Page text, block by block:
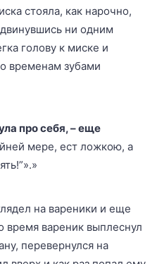
стояла, как нарочно,
ни одним
голову к миске и
временам зубами
про себя, – еще
мере, ест ложкою, а
на вареники и еще
время вареник выплеснул
перевернулся на